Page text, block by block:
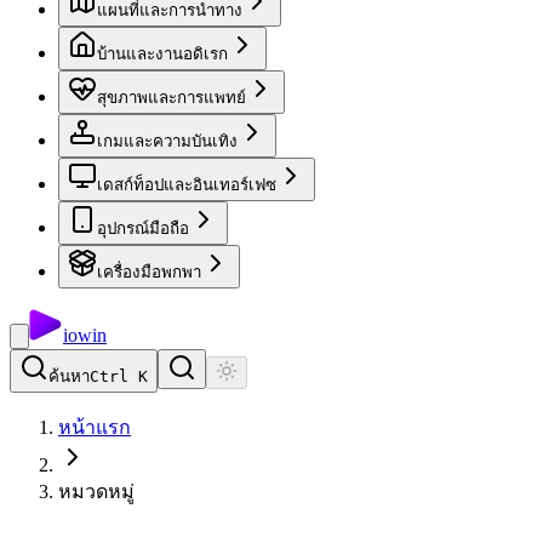
แผนที่และการนำทาง
บ้านและงานอดิเรก
สุขภาพและการแพทย์
เกมและความบันเทิง
เดสก์ท็อปและอินเทอร์เฟซ
อุปกรณ์มือถือ
เครื่องมือพกพา
iowin
ค้นหาCtrl K
หน้าแรก
หมวดหมู่